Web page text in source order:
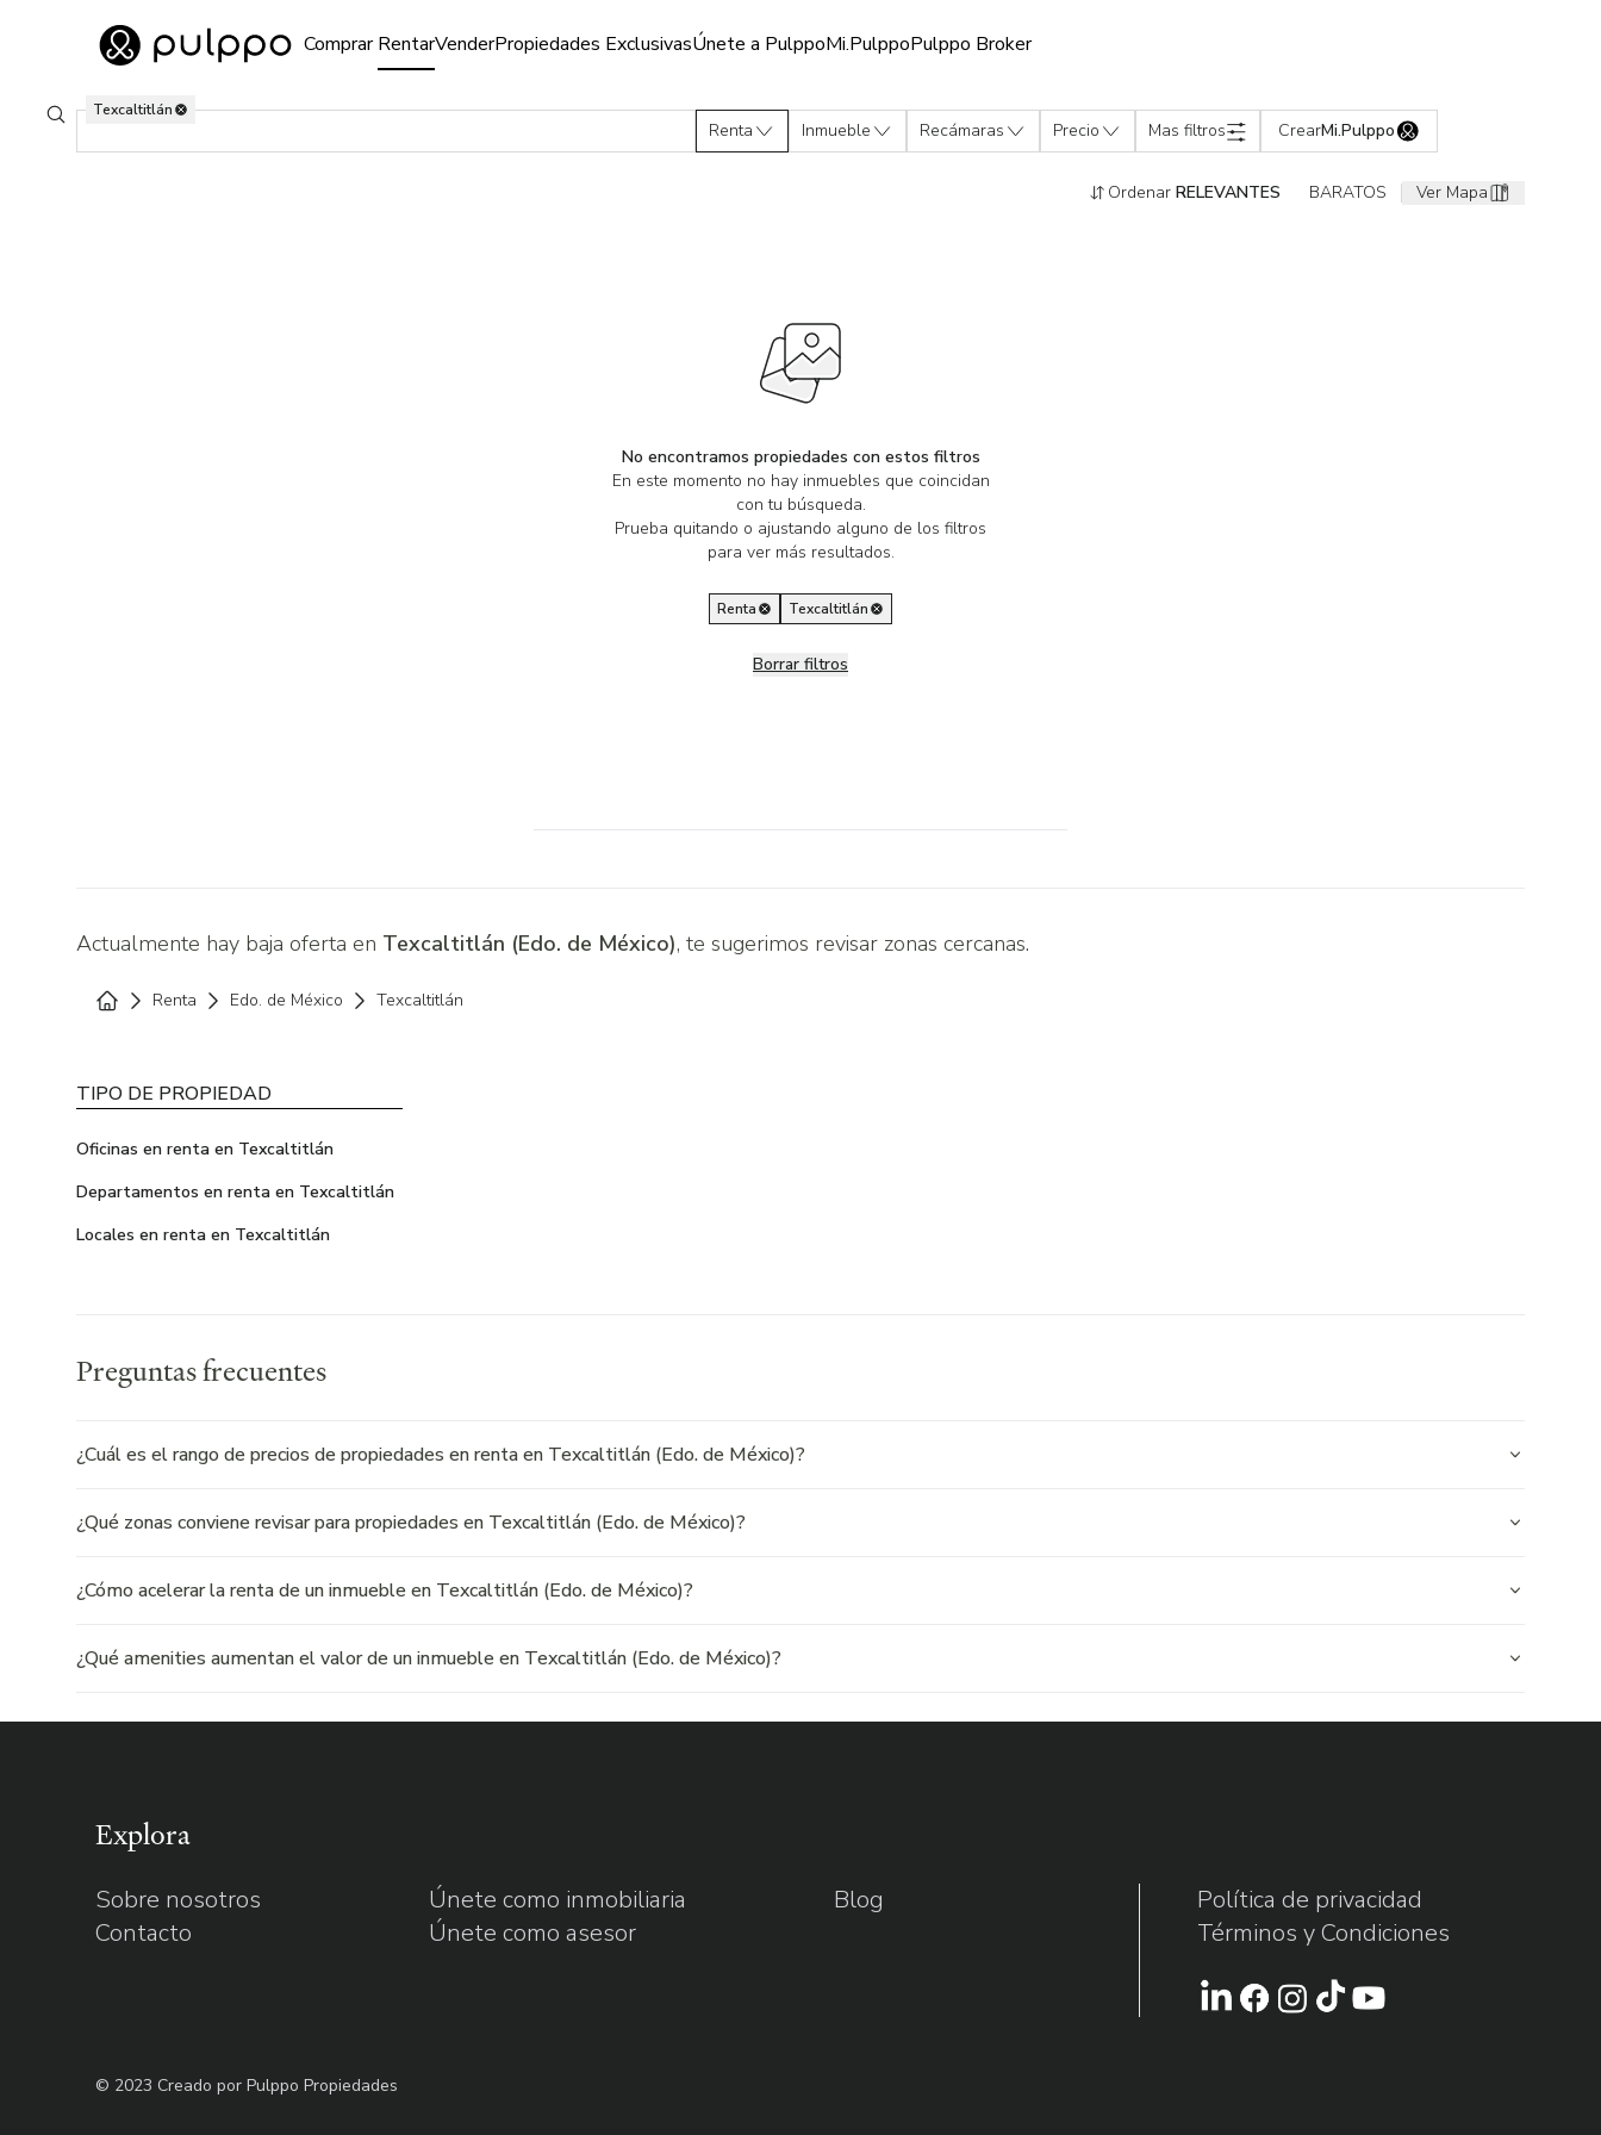
Ir al home
Comprar RentarVenderPropiedades ExclusivasÚnete a PulppoMi.PulppoPulppo Broker
0 Propiedades en renta en Texcaltitlán, Edo. de México
Buscar ubicaciones
Texcaltitlán
Renta Inmueble Recámaras Precio Mas filtros CrearMi.Pulppo
Ordenar RELEVANTES BARATOS Ver Mapa
No encontramos propiedades con estos filtros
En este momento no hay inmuebles que coincidan
con tu búsqueda.
Prueba quitando o ajustando alguno de los filtros
para ver más resultados.
Renta Texcaltitlán
Borrar filtros
Actualmente hay baja oferta en Texcaltitlán (Edo. de México), te sugerimos revisar zonas cercanas.
Renta Edo. de México Texcaltitlán
TIPO DE PROPIEDAD
Oficinas en renta en Texcaltitlán
Departamentos en renta en Texcaltitlán
Locales en renta en Texcaltitlán
Preguntas frecuentes
¿Cuál es el rango de precios de propiedades en renta en Texcaltitlán (Edo. de México)?
¿Qué zonas conviene revisar para propiedades en Texcaltitlán (Edo. de México)?
¿Cómo acelerar la renta de un inmueble en Texcaltitlán (Edo. de México)?
¿Qué amenities aumentan el valor de un inmueble en Texcaltitlán (Edo. de México)?
Explora
Sobre nosotros
Contacto
Únete como inmobiliaria
Únete como asesor
Blog
Política de privacidad
Términos y Condiciones
© 2023 Creado por Pulppo Propiedades